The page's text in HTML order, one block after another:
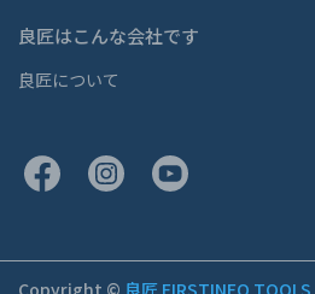
良匠はこんな会社です
良匠について
Copyright © 良匠 FIRSTINFO TOOLS